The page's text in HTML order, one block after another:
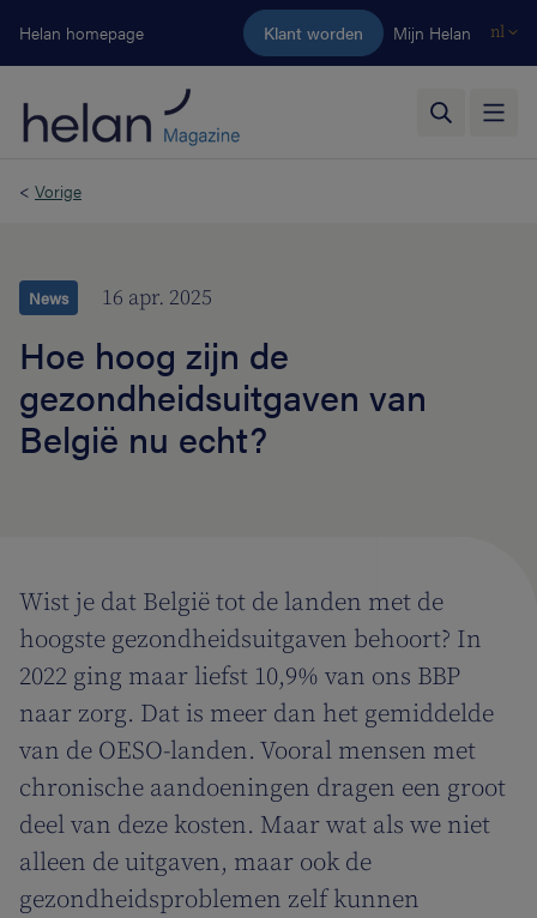
Ga naar de hoofdinhoud
Helan homepage Klant worden Mijn Helan nl
< Vorige
News 16 apr. 2025
Hoe hoog zijn de
gezondheidsuitgaven van
België nu echt?
Wist je dat België tot de landen met de
hoogste gezondheidsuitgaven behoort? In
2022 ging maar liefst 10,9% van ons BBP
naar zorg. Dat is meer dan het gemiddelde
van de OESO-landen. Vooral mensen met
chronische aandoeningen dragen een groot
deel van deze kosten. Maar wat als we niet
alleen de uitgaven, maar ook de
gezondheidsproblemen zelf kunnen